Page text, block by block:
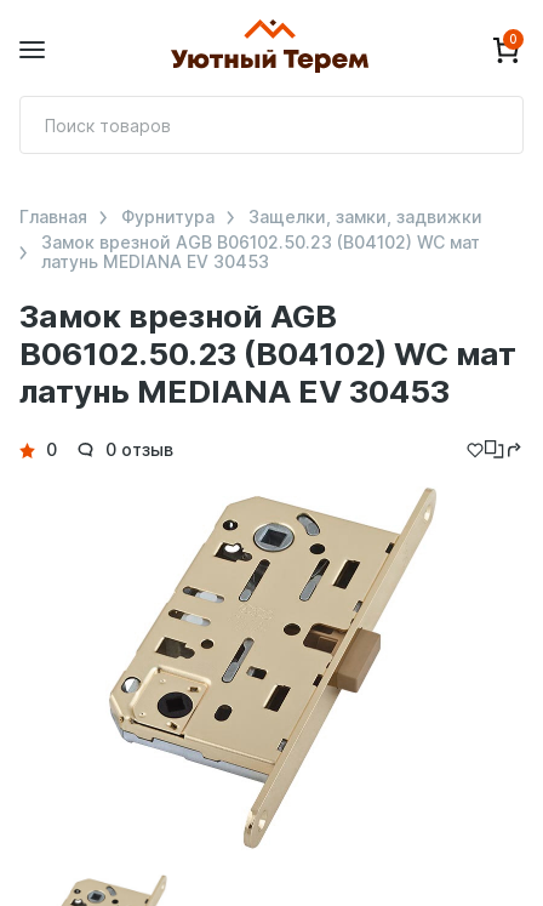
0
Замок врезной AGB
B06102.50.23 (B04102) WC мат
латунь MEDIANA EV 30453
Главная Фурнитура
Защелки, замки, задвижки
Замок врезной AGB B06102.50.23 (B04102) WC мат
латунь MEDIANA EV 30453
Детали
0 0 отзыв